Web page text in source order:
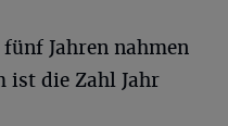
Jahren nahmen
ist die Zahl Jahr